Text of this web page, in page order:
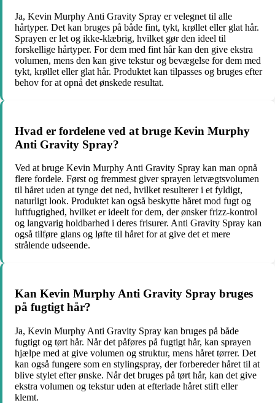
Ja, Kevin Murphy Anti Gravity Spray er velegnet til alle
hårtyper. Det kan bruges på både fint, tykt, krøllet eller glat hår.
Sprayen er let og ikke-klæbrig, hvilket gør den ideel til
forskellige hårtyper. For dem med fint hår kan den give ekstra
volumen, mens den kan give tekstur og bevægelse for dem med
tykt, krøllet eller glat hår. Produktet kan tilpasses og bruges efter
behov for at opnå det ønskede resultat.
Hvad er fordelene ved at bruge Kevin Murphy
Anti Gravity Spray?
Ved at bruge Kevin Murphy Anti Gravity Spray kan man opnå
flere fordele. Først og fremmest giver sprayen letvægtsvolumen
til håret uden at tynge det ned, hvilket resulterer i et fyldigt,
naturligt look. Produktet kan også beskytte håret mod fugt og
luftfugtighed, hvilket er ideelt for dem, der ønsker frizz-kontrol
og langvarig holdbarhed i deres frisurer. Anti Gravity Spray kan
også tilføre glans og løfte til håret for at give det et mere
strålende udseende.
Kan Kevin Murphy Anti Gravity Spray bruges
på fugtigt hår?
Ja, Kevin Murphy Anti Gravity Spray kan bruges på både
fugtigt og tørt hår. Når det påføres på fugtigt hår, kan sprayen
hjælpe med at give volumen og struktur, mens håret tørrer. Det
kan også fungere som en stylingspray, der forbereder håret til at
blive stylet efter ønske. Når det bruges på tørt hår, kan det give
ekstra volumen og tekstur uden at efterlade håret stift eller
klemt.